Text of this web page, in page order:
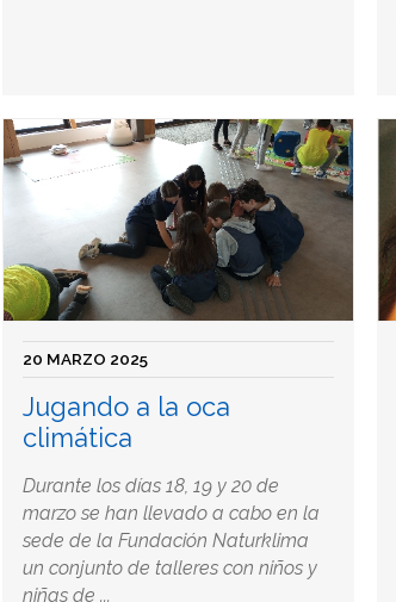
20 MARZO 2025
Jugando a la oca
climática
Durante los días 18, 19 y 20 de
marzo se han llevado a cabo en la
sede de la Fundación Naturklima
un conjunto de talleres con niños y
niñas de ...